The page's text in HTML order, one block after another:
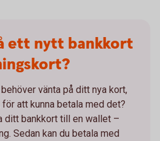
ett nytt bankkort
vänta på ditt nya kort,
att kunna betala med det?
ditt bankkort till en wallet –
Sedan kan du betala med